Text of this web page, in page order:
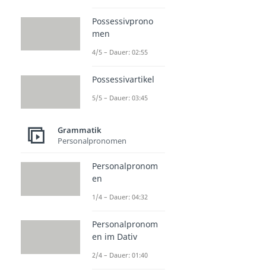
Possessivprono
men
4/5 – Dauer: 02:55
Possessivartikel
5/5 – Dauer: 03:45
Grammatik
Personalpronomen
Personalpronom
en
1/4 – Dauer: 04:32
Personalpronom
en im Dativ
2/4 – Dauer: 01:40